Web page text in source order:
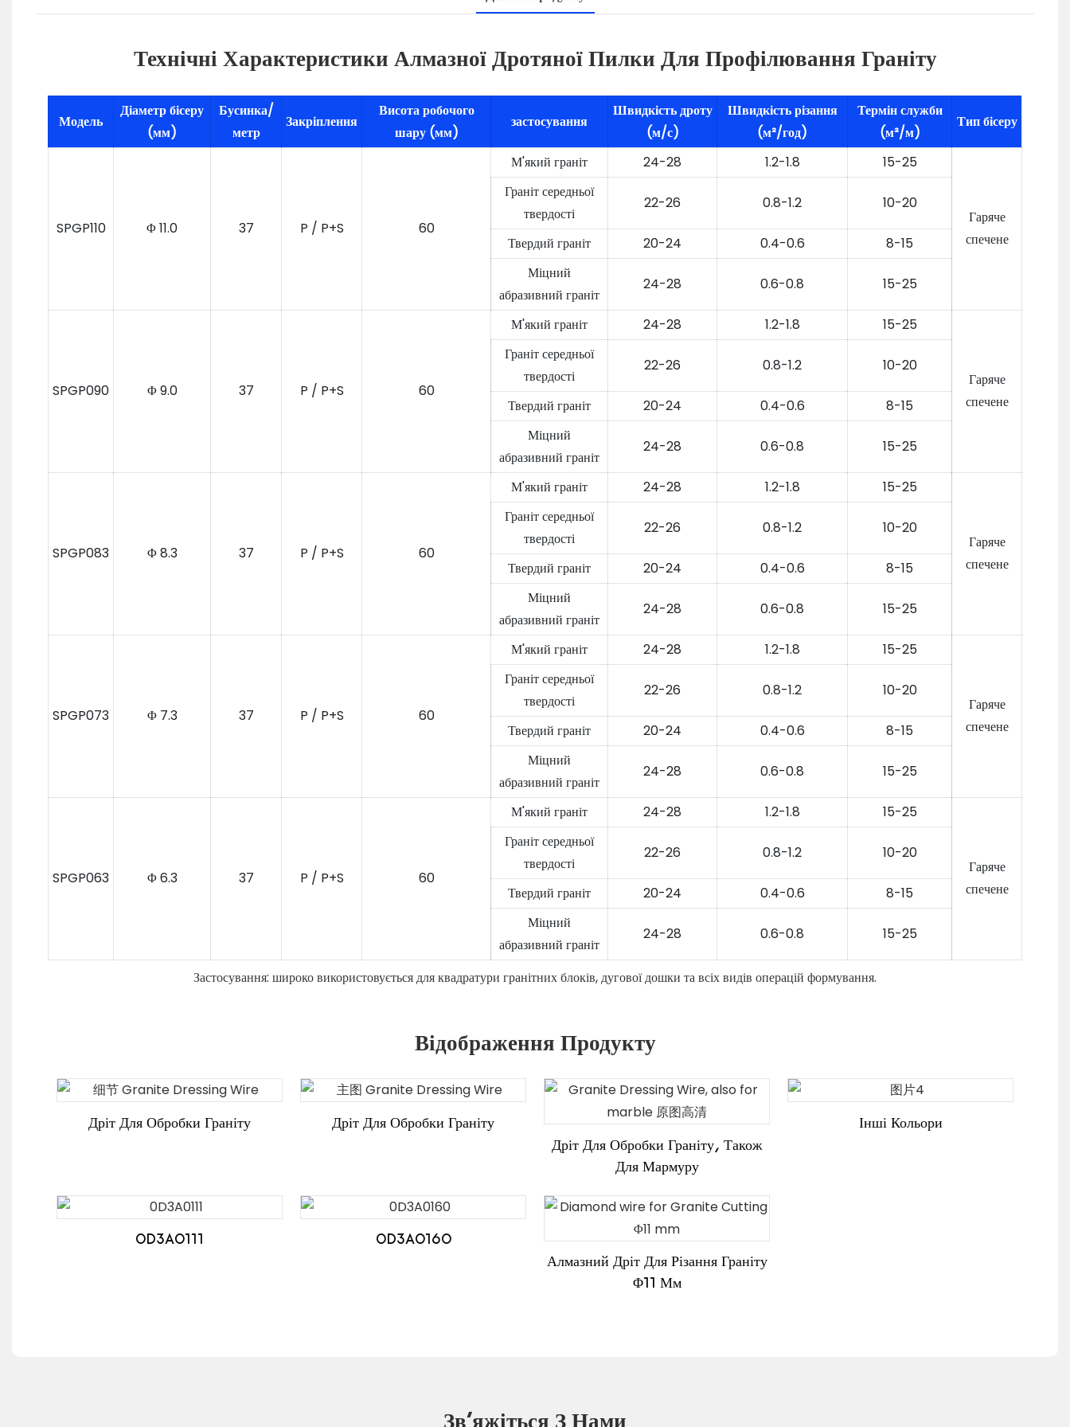
Технічні Характеристики Алмазної Дротяної Пилки Для Профілювання Граніту
Модель
Діаметр бісеру
(мм)
Бусинка/
метр
Закріплення
Висота робочого
шару (мм)
застосування
Швидкість дроту
(м/с)
Швидкість різання
(м²/год)
Термін служби
(м²/м)
Тип бісеру
SPGP110 Φ 11.0 37 P / P+S 60
М'який граніт 24-28 1.2-1.8 15-25
Гаряче
спечене
Граніт середньої
твердості
22-26 0.8-1.2 10-20
Твердий граніт 20-24 0.4-0.6
8-15
Міцний
абразивний граніт
24-28 0.6-0.8 15-25
SPGP090 Φ 9.0 37 P / P+S 60
М'який граніт 24-28 1.2-1.8 15-25
Гаряче
спечене
Граніт середньої
твердості
22-26 0.8-1.2 10-20
Твердий граніт 20-24 0.4-0.6
8-15
Міцний
абразивний граніт
24-28 0.6-0.8 15-25
SPGP083 Φ 8.3 37 P / P+S 60
М'який граніт 24-28 1.2-1.8 15-25
Гаряче
спечене
Граніт середньої
твердості
22-26 0.8-1.2 10-20
Твердий граніт 20-24 0.4-0.6
8-15
Міцний
абразивний граніт
24-28 0.6-0.8 15-25
SPGP073 Φ 7.3 37 P / P+S 60
М'який граніт 24-28 1.2-1.8 15-25
Гаряче
спечене
Граніт середньої
твердості
22-26 0.8-1.2 10-20
Твердий граніт 20-24 0.4-0.6
8-15
Міцний
абразивний граніт
24-28 0.6-0.8 15-25
SPGP063 Φ 6.3 37 P / P+S 60
М'який граніт 24-28 1.2-1.8 15-25
Гаряче
спечене
Граніт середньої
твердості
22-26 0.8-1.2 10-20
Твердий граніт 20-24 0.4-0.6
8-15
Міцний
абразивний граніт
24-28 0.6-0.8 15-25
Застосування: широко використовується для квадратури гранітних блоків, дугової дошки та всіх видів операцій формування.
Відображення Продукту
Дріт Для Обробки Граніту
Дріт Для Обробки Граніту
Дріт Для Обробки Граніту, Також
Для Мармуру
Інші Кольори
0D3A0111
0D3A0160
Алмазний Дріт Для Різання Граніту
Φ11 Мм